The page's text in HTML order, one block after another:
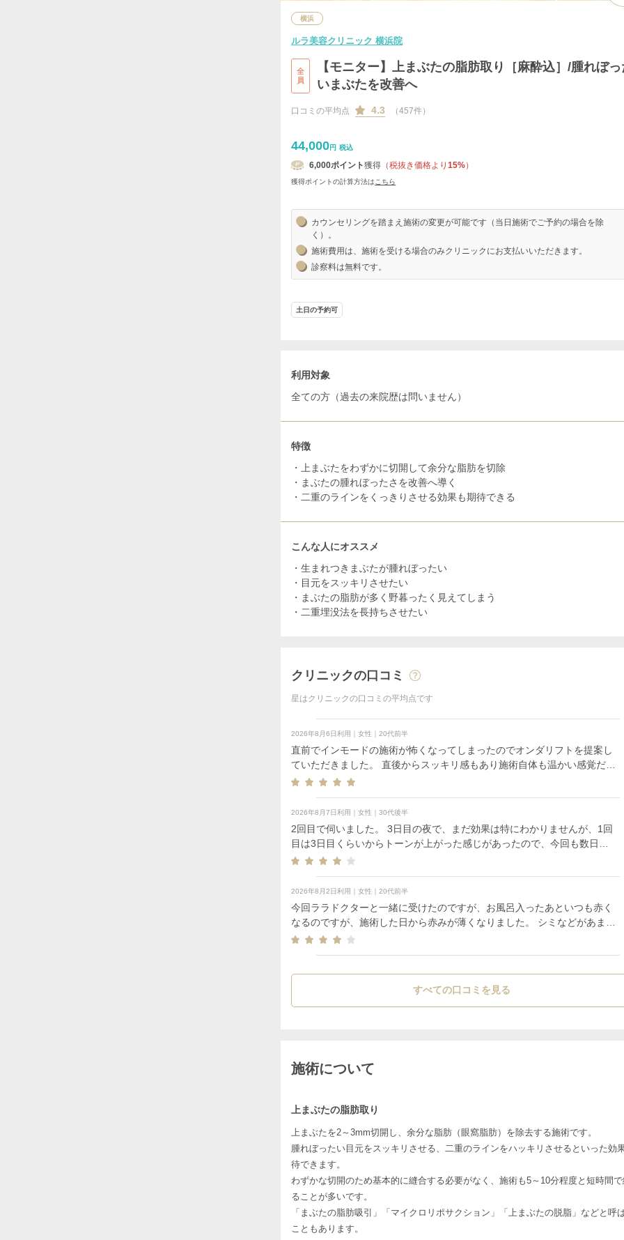
横浜
ルラ美容クリニック 横浜院
全
員
【モニター】上まぶたの脂肪取り［麻酔込］/腫れぼ
いまぶたを改善へ
口コミの平均点 4.3 （457件）
44,000円 税込
6,000ポイント獲得 （税抜き価格より15%）
獲得ポイントの計算方法はこちら
カウンセリングを踏まえ施術の変更が可能です（当日施術でご予約の場合を除
く）。
施術費用は、施術を受ける場合のみクリニックにお支払いいただきます。
診察料は無料です。
土日の予約可
利用対象
全ての方（過去の来院歴は問いません）
特徴
・上まぶたをわずかに切開して余分な脂肪を切除
・まぶたの腫れぼったさを改善へ導く
・二重のラインをくっきりさせる効果も期待できる
こんな人にオススメ
・生まれつきまぶたが腫れぼったい
・目元をスッキリさせたい
・まぶたの脂肪が多く野暮ったく見えてしまう
・二重埋没法を長持ちさせたい
クリニックの口コミ
星はクリニックの口コミの平均点です
2026年8月6日利用｜女性｜20代前半
直前でインモードの施術が怖くなってしまったのでオンダリフトを提案し
ていただきました。 直後からスッキリ感もあり施術自体も温かい感覚だけ
で眠れそうなぐらい痛くなかったです。
2026年8月7日利用｜女性｜30代後半
2回目で伺いました。 3日目の夜で、まだ効果は特にわかりませんが、1回
目は3日目くらいからトーンが上がった感じがあったので、今回も数日後
以降楽しみです。 3回目も継続したいと思います。
2026年8月2日利用｜女性｜20代前半
今回ララドクターと一緒に受けたのですが、お風呂入ったあといつも赤く
なるのですが、施術した日から赤みが薄くなりました。 シミなどがあまり
ない為、効果が分かりづらいとおっしゃっていましたが、赤みやくすみは
すべての口コミを見る
施術について
上まぶたの脂肪取り
上まぶたを2～3mm切開し、余分な脂肪（眼窩脂肪）を除去する施術です。
腫れぼったい目元をスッキリさせる、二重のラインをハッキリさせるといった効
待できます。
わずかな切開のため基本的に縫合する必要がなく、施術も5～10分程度と短時間
ることが多いです。
「まぶたの脂肪吸引」「マイクロリポサクション」「上まぶたの脱脂」などと呼
こともあります。